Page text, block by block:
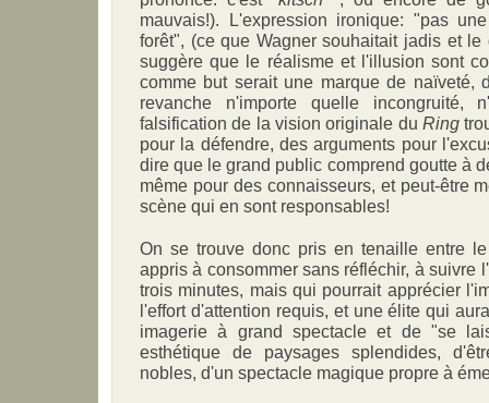
mauvais!). L'expression ironique: "pas
forêt", (ce que Wagner souhaitait jadis et
suggère que le réalisme et l'illusion sont
comme but serait une marque de naïveté,
revanche n'importe quelle incongruité,
falsification de la vision originale du Ring
pour la défendre, des arguments pour
dire que le grand public comprend goutte à
même pour des connaisseurs, et peut-être
scène qui en sont responsables!
On se trouve donc pris en tenaille entre
appris à consommer sans réfléchir, à suivre
trois minutes, mais qui pourrait apprécier
l'effort d'attention requis, et une élite qui
imagerie à grand spectacle et de "se
esthétique de paysages splendides,
nobles, d'un spectacle magique propre à